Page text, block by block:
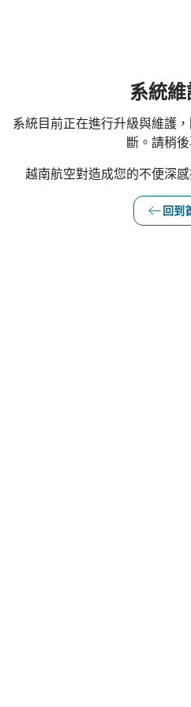
系統
系統目前正在進行升級與維護
斷。請稍後
越南航空對造成您的不便深
回到